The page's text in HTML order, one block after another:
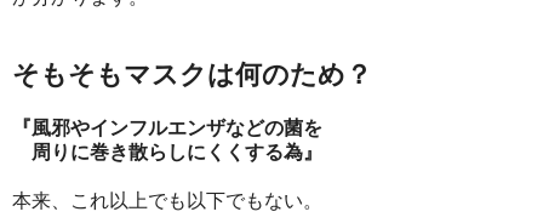
そもそもマスクは何のため？
『風邪やインフルエンザなどの菌を
周りに巻き散らしにくくする為』
本来、これ以上でも以下でもない。